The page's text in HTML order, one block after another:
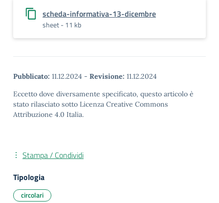
scheda-informativa-13-dicembre
sheet - 11 kb
Pubblicato: 11.12.2024 - Revisione: 11.12.2024
Eccetto dove diversamente specificato, questo articolo è
stato rilasciato sotto Licenza Creative Commons
Attribuzione 4.0 Italia.
Stampa / Condividi
Tipologia
circolari